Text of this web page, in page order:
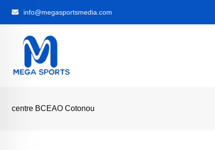
info@megasportsmedia.com
centre BCEAO Cotonou